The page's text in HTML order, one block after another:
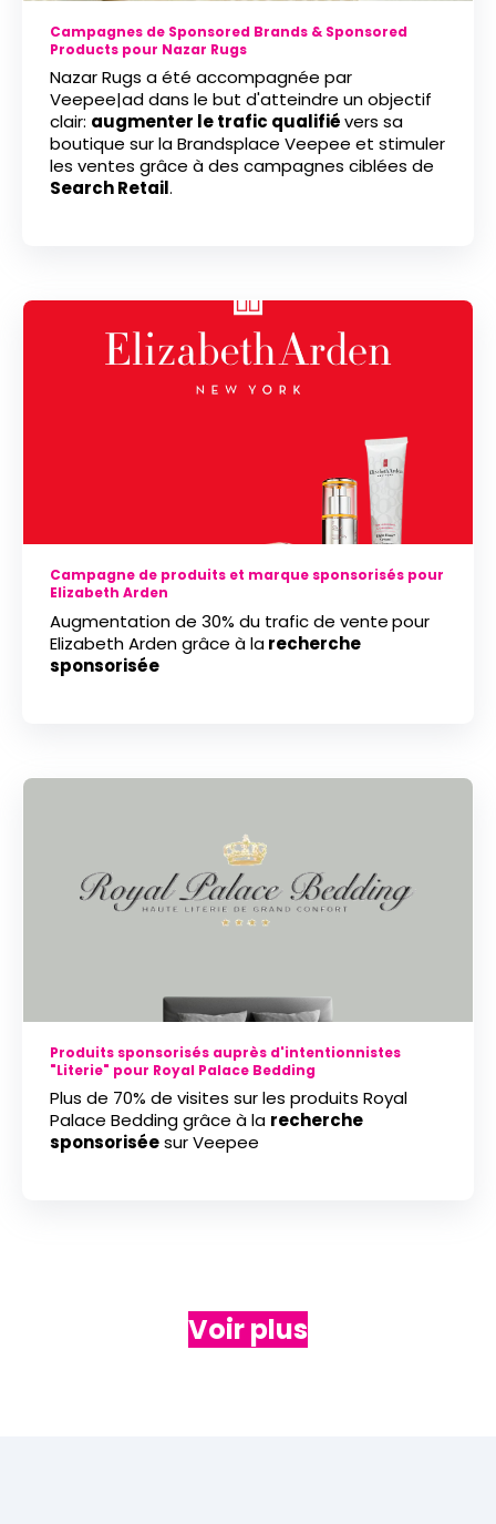
Campagnes de Sponsored Brands & Sponsored
Products pour Nazar Rugs
Nazar Rugs a été accompagnée par
Veepee|ad dans le but d'atteindre un objectif
clair: augmenter le trafic qualifiévers sa
boutique sur la Brandsplace Veepee et stimuler
les ventes grâce à des campagnes ciblées de
Search Retail.
Campagne de produits et marque sponsorisés pour
Elizabeth Arden
Augmentation de 30% du trafic de ventepour
Elizabeth Arden grâce à larecherche
sponsorisée
Produits sponsorisés auprès d'intentionnistes
"Literie" pour Royal Palace Bedding
Plus de 70% de visites sur les produits Royal
Palace Bedding grâce à la recherche
sponsoriséesur Veepee
Voir plus